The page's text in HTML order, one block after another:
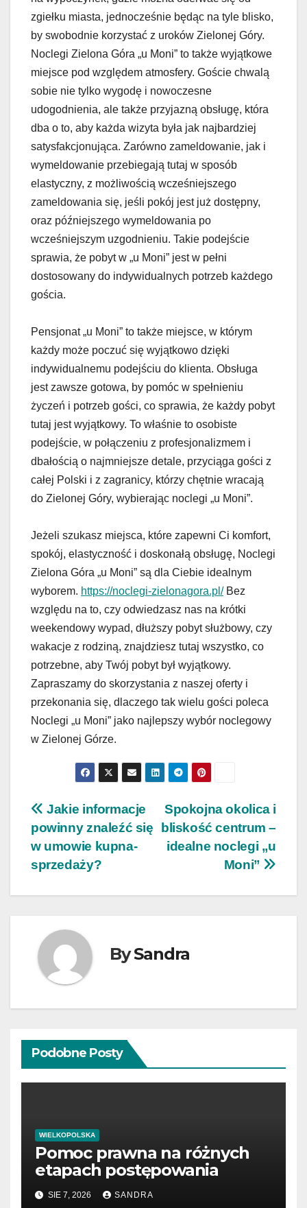
zgiełku miasta, jednocześnie będąc na tyle blisko,
by swobodnie korzystać z uroków Zielonej Góry.
Noclegi Zielona Góra „u Moni” to także wyjątkowe
miejsce pod względem atmosfery. Goście chwalą
sobie nie tylko wygodę i nowoczesne
udogodnienia, ale także przyjazną obsługę, która
dba o to, aby każda wizyta była jak najbardziej
satysfakcjonująca. Zarówno zameldowanie, jak i
wymeldowanie przebiegają tutaj w sposób
elastyczny, z możliwością wcześniejszego
zameldowania się, jeśli pokój jest już dostępny,
oraz późniejszego wymeldowania po
wcześniejszym uzgodnieniu. Takie podejście
sprawia, że pobyt w „u Moni” jest w pełni
dostosowany do indywidualnych potrzeb każdego
gościa.
Pensjonat „u Moni” to także miejsce, w którym
każdy może poczuć się wyjątkowo dzięki
indywidualnemu podejściu do klienta. Obsługa
jest zawsze gotowa, by pomóc w spełnieniu
życzeń i potrzeb gości, co sprawia, że każdy pobyt
tutaj jest wyjątkowy. To właśnie to osobiste
podejście, w połączeniu z profesjonalizmem i
dbałością o najmniejsze detale, przyciąga gości z
całej Polski i z zagranicy, którzy chętnie wracają
do Zielonej Góry, wybierając noclegi „u Moni”.
Jeżeli szukasz miejsca, które zapewni Ci komfort,
spokój, elastyczność i doskonałą obsługę, Noclegi
Zielona Góra „u Moni” są dla Ciebie idealnym
wyborem. https://noclegi-zielonagora.pl/Bez
względu na to, czy odwiedzasz nas na krótki
weekendowy wypad, dłuższy pobyt służbowy, czy
wakacje z rodziną, znajdziesz tutaj wszystko, co
potrzebne, aby Twój pobyt był wyjątkowy.
Zapraszamy do skorzystania z naszej oferty i
przekonania się, dlaczego tak wielu gości poleca
Noclegi „u Moni” jako najlepszy wybór noclegowy
w Zielonej Górze.
Nawigacja
wpisu
Spokojna okolica i
bliskość centrum –
idealne noclegi „u
Moni”
Jakie informacje
powinny znaleźć się
w umowie kupna-
sprzedaży?
BySandra
Podobne Posty
WIELKOPOLSKA
Pomoc prawna na różnych
etapach postępowania
SIE 7, 2026 SANDRA